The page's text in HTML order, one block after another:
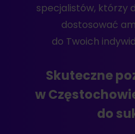
specjalistów, którzy
dostosować
do Twoich
Skuteczne
w
do